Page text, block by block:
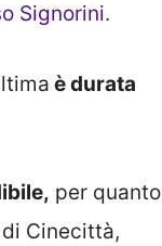
Signorini.
è durata
per quanto
Cinecittà,